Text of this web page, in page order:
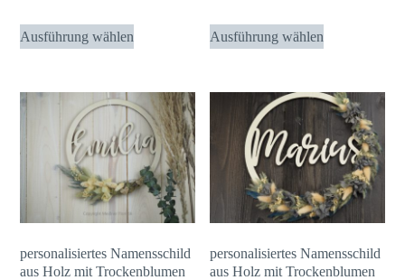
Ausführung wählen
Dieses
Produkt
mehrere
Varianten
auf.
Die
Optionen
können
der
Ausführung wählen
Dieses
Produkt
mehrere
Varianten
auf.
Die
Optionen
können
der
personalisiertes Namensschild
aus Holz mit Trockenblumen
personalisiertes Namensschild
aus Holz mit Trockenblumen